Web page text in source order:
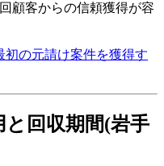
顧客からの信頼獲得が容
初の元請け案件を獲得す
回収期間(岩手